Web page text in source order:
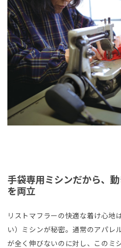
手袋専用ミシンだから、
を両立
リストマフラーの快適な着け心地
い）ミシンが秘密。通常のアパレ
が全く伸びないのに対し、このミ